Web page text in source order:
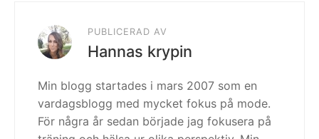
PUBLICERAD AV
Hannas krypin
Min blogg startades i mars 2007 som en
vardagsblogg med mycket fokus på mode.
För några år sedan började jag fokusera på